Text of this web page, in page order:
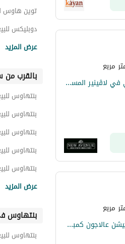
أقل سعر في السوق بنتهاوس استلام فوري في لاڤينير المستقبل سيتي Lavenir Mostakbel city استلام فوري موقع مميز
بينتهاوس روف للبيع استلام فوري بأميز لوكيشن عالاجون كمبوند سراى المستقبل سيتى قرب التجمع و مدينتى القاهرة الجديدة - penthouse for sale in Sarai
توين هاوس
دوبليكس
عرض المزيد
بالقرب من
بنتهاوس
بنتهاوس
بنتهاوس
بنتهاوس
بنتهاوس
بنتهاوس
بنتهاوس
عرض المزيد
بنتهاوس
بنتهاوس